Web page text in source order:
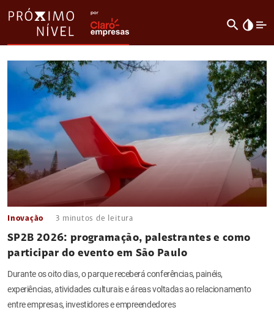
search invert_colors
Inovação 3 minutos de leitura
SP2B 2026: programação, palestrantes e como
participar do evento em São Paulo
Durante os oito dias, o parque receberá conferências, painéis,
experiências, atividades culturais e áreas voltadas ao relacionamento
entre empresas, investidores e empreendedores